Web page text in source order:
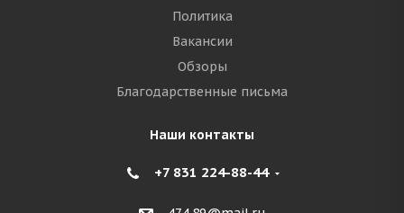
Политика
Вакансии
Обзоры
Благодарственные письма
Наши контакты
+7 831 224-88-44